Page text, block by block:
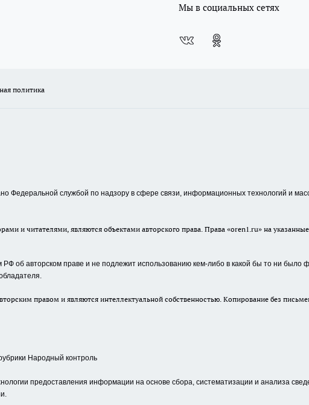
Мы в социальных сетях
политика
Федеральной службой по надзору в сфере связи, информационных технологий и
и читателями, являются объектами авторского права. Права «oren1.ru» на
об авторском праве и не подлежит использованию кем-либо в какой бы то ни было
правом и являются интеллектуальной собственностью. Копирование без
Народный контроль
предоставления информации на основе сбора, систематизации и анализа